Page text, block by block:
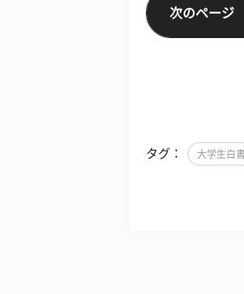
次のページ
タグ： 大学生白書